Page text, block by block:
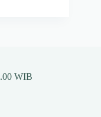
WIB